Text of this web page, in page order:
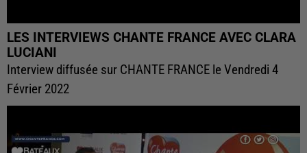
LES INTERVIEWS CHANTE FRANCE AVEC CLARA
LUCIANI
Interview diffusée sur CHANTE FRANCE le Vendredi 4
Février 2022